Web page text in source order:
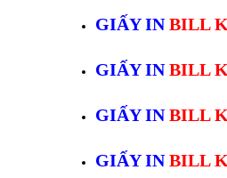
GIẤY INBILL
GIẤY INBILL
GIẤY INBILL
GIẤY INBILL